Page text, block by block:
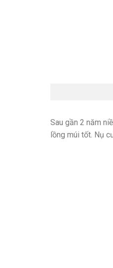
Sau gần 2 năm
lồng múi tốt. Nụ